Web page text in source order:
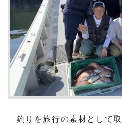
釣りを旅行の素材として